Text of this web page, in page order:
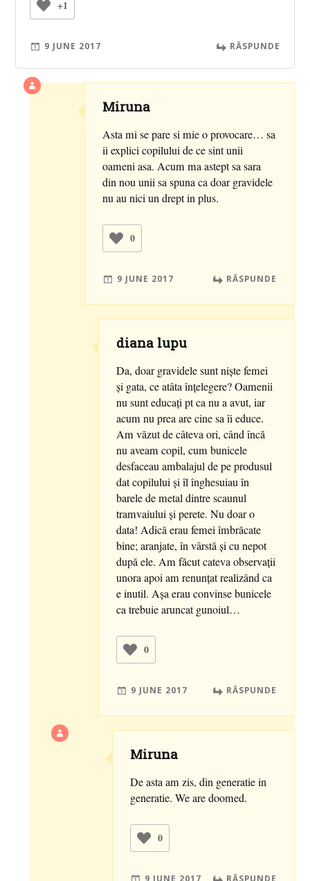
+1
9 JUNE 2017 RĂSPUNDE
Miruna
Asta mi se pare si mie o provocare… sa
ii explici copilului de ce sint unii
oameni asa. Acum ma astept sa sara
din nou unii sa spuna ca doar gravidele
nu au nici un drept in plus.
0
9 JUNE 2017 RĂSPUNDE
diana lupu
Da, doar gravidele sunt niște femei
și gata, ce atâta înțelegere? Oamenii
nu sunt educați pt ca nu a avut, iar
acum nu prea are cine sa îi educe.
Am văzut de câteva ori, când încă
nu aveam copil, cum bunicele
desfaceau ambalajul de pe produsul
dat copilului și îl înghesuiau în
barele de metal dintre scaunul
tramvaiului și perete. Nu doar o
data! Adică erau femei îmbrăcate
bine; aranjate, în vârstă și cu nepot
după ele. Am făcut cateva observații
unora apoi am renunțat realizând ca
e inutil. Așa erau convinse bunicele
ca trebuie aruncat gunoiul…
0
9 JUNE 2017 RĂSPUNDE
Miruna
De asta am zis, din generatie in
generatie. We are doomed.
0
9 JUNE 2017 RĂSPUNDE